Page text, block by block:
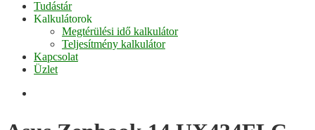
Tudástár
Kalkulátorok
Megtérülési idő kalkulátor
Teljesítmény kalkulátor
Kapcsolat
Üzlet